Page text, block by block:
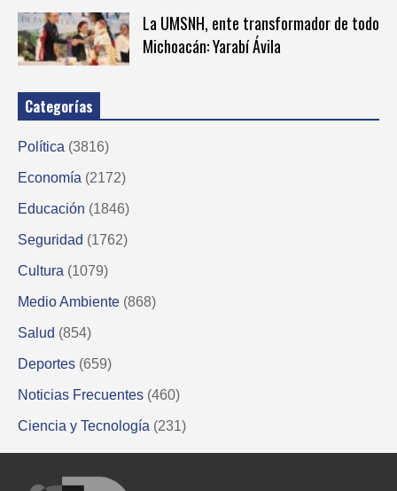
La UMSNH, ente transformador de todo
Michoacán: Yarabí Ávila
Categorías
Política (3816)
Economía (2172)
Educación (1846)
Seguridad (1762)
Cultura (1079)
Medio Ambiente (868)
Salud (854)
Deportes (659)
Noticias Frecuentes (460)
Ciencia y Tecnología (231)